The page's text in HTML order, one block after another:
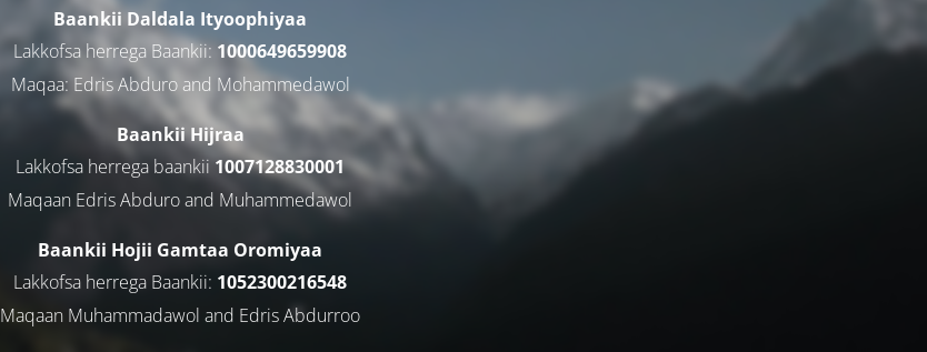
Baankii Daldala Ityoophiyaa
Lakkofsa herrega Baankii: 1000649659908
Maqaa: Edris Abduro and Mohammedawol
Baankii Hijraa
Lakkofsa herrega baankii 1007128830001
Maqaan Edris Abduro and Muhammedawol
Baankii Hojii Gamtaa Oromiyaa
Lakkofsa herrega Baankii: 1052300216548
Maqaan Muhammadawol and Edris Abdurroo